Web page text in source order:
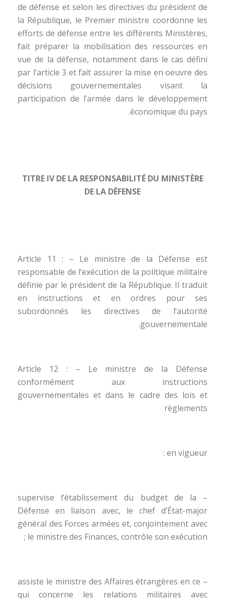
de défense et selon les directives du président de
la République, le Premier ministre coordonne les
efforts de défense entre les différents Ministères,
fait préparer la mobilisation des ressources en
vue de la défense, notamment dans le cas défini
par l’article 3 et fait assurer la mise en oeuvre des
décisions gouvernementales visant la
participation de l’armée dans le développement
économique du pays.
TITRE IV DE LA RESPONSABILITÉ DU MINISTÈRE
DE LA DÉFENSE
Article 11 : – Le ministre de la Défense est
responsable de l’exécution de la politique militaire
définie par le président de la République. Il traduit
en instructions et en ordres pour ses
subordonnés les directives de l’autorité
gouvernementale.
Article 12 : – Le ministre de la Défense
conformément aux instructions
gouvernementales et dans le cadre des lois et
règlements
en vigueur :
– supervise l’établissement du budget de la
Défense en liaison avec, le chef d’État-major
général des Forces armées et, conjointement avec
le ministre des Finances, contrôle son exécution ;
– assiste le ministre des Affaires étrangères en ce
qui concerne les relations militaires avec